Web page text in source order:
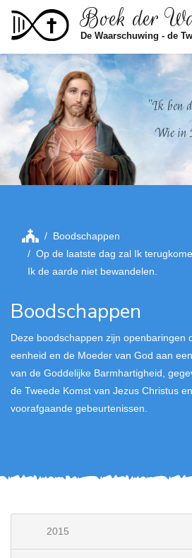
Skip to main contentBoek der
De Waarschuwing - de
"Ik ben
Wie in
Boodschappen
Op de laatste dag zal Ik
Ik de aarde niet bewandelen.
Boodschappen
Deze boodschappen zijn openbaringen
eenheid en de Moeder van God aan
van de Goddelijke Barmhartigheid,
de Tweede Komst van Jezus Christus
voorafgaande gebeurtenissen.
2015